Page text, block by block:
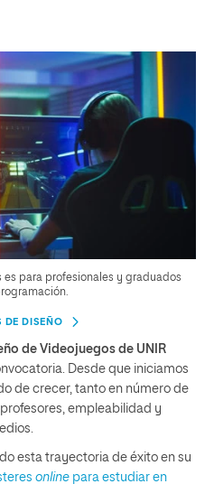
es para profesionales y graduados
DE DISEÑO
de Videojuegos de UNIR
Desde que iniciamos
de crecer, tanto en número de
empleabilidad y
esta trayectoria de éxito en su
online para estudiar en